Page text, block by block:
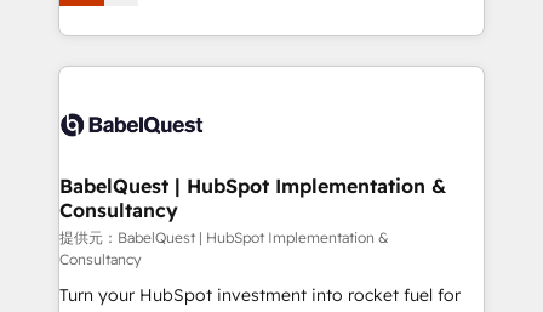
nurturing sequences. - Cross-hub setup across
scalable retainers. Let’s make HubSpot your most
powerful growth engine. Built to convert, scale, and
Welcome to our Profile! We help with: • CRM
implementation, reports, workflows, and team
training • CRM migration from Salesforce, Pipedrive,
custom API integrations with ERP (and other
operations A little about us: • Boutique 'Elite' team of
12 • 150+ clients across Sales Hub, Marketing Hub,
Service Hub, Data Hub and CMS • ISO/IEC
27001:2022, ISO 9001:2015, and ISO 42001:2023
certified - the AI management standard • GuardHub:
BabelQuest | HubSpot Implementation &
Consultancy
提供元：BabelQuest | HubSpot Implementation &
Consultancy
Turn your HubSpot investment into rocket fuel for